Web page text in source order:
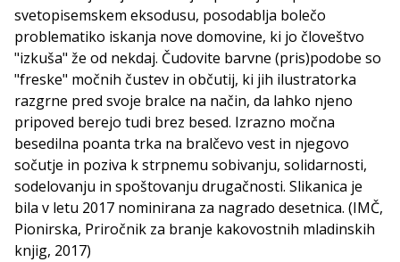
svetopisemskem eksodusu, posodablja bolečo
problematiko iskanja nove domovine, ki jo človeštvo
"izkuša" že od nekdaj. Čudovite barvne (pris)podobe so
"freske" močnih čustev in občutij, ki jih ilustratorka
razgrne pred svoje bralce na način, da lahko njeno
pripoved berejo tudi brez besed. Izrazno močna
besedilna poanta trka na bralčevo vest in njegovo
sočutje in poziva k strpnemu sobivanju, solidarnosti,
sodelovanju in spoštovanju drugačnosti. Slikanica je
bila v letu 2017 nominirana za nagrado desetnica. (IMČ,
Pionirska, Priročnik za branje kakovostnih mladinskih
knjig, 2017)